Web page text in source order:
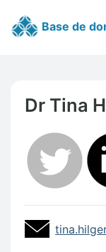
Base de
Dr Tina
Profile